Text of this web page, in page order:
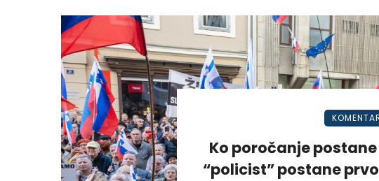
Ko poročanje
“policist” postane